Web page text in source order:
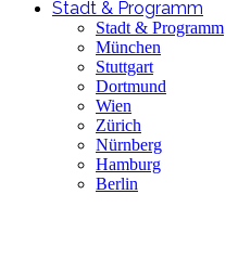
Stadt & Programm
Stadt & Programm
München
Stuttgart
Dortmund
Wien
Zürich
Nürnberg
Hamburg
Berlin